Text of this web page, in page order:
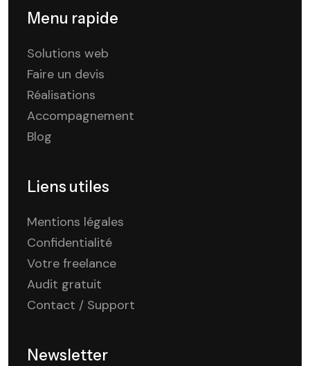
Menu rapide
Solutions web
Faire un devis
Réalisations
Accompagnement
Blog
Liens utiles
Mentions légales
Confidentialité
Votre freelance
Audit gratuit
Contact / Support
Newsletter